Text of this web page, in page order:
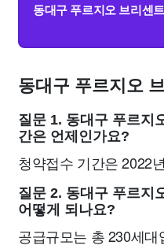
동대구 푸르지오 브리센
동대구 푸르지오
질문 1. 동대구 푸르지
간은 언제인가요?
청약접수 기간은 2022
질문 2. 동대구 푸르지
어떻게 되나요?
공급규모는 총 230세대